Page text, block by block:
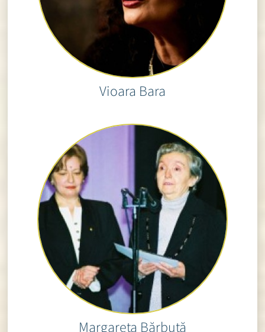
Vioara Bara
Margareta Bărbuţă